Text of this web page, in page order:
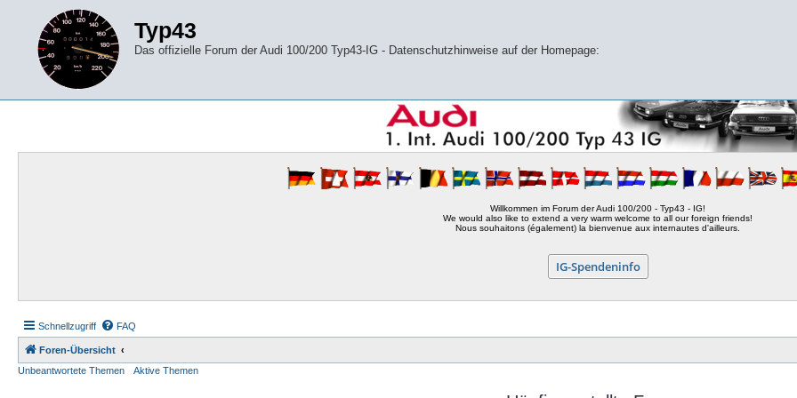
Typ43
Das offizielle Forum der Audi 100/200 Typ43-IG - Datenschutzhinweise auf der Homepage:
Willkommen im Forum der Audi 100/200 - Typ43 - IG!
We would also like to extend a very warm welcome to all our foreign friends!
Nous souhaitons (également) la bienvenue aux internautes d'ailleurs.
IG-Spendeninfo
Schnellzugriff FAQ
Foren-Übersicht
Unbeantwortete Themen
Aktive Themen